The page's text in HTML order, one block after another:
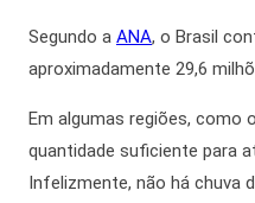
Segundo a ANA, o Brasil
aproximadamente 29,6
Em algumas regiões, como
quantidade suficiente para
Infelizmente, não há chuva